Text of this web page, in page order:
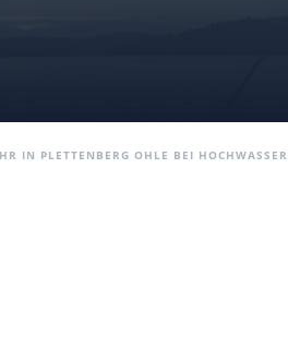
IN PLETTENBERG OHLE BEI HOCHWASSER